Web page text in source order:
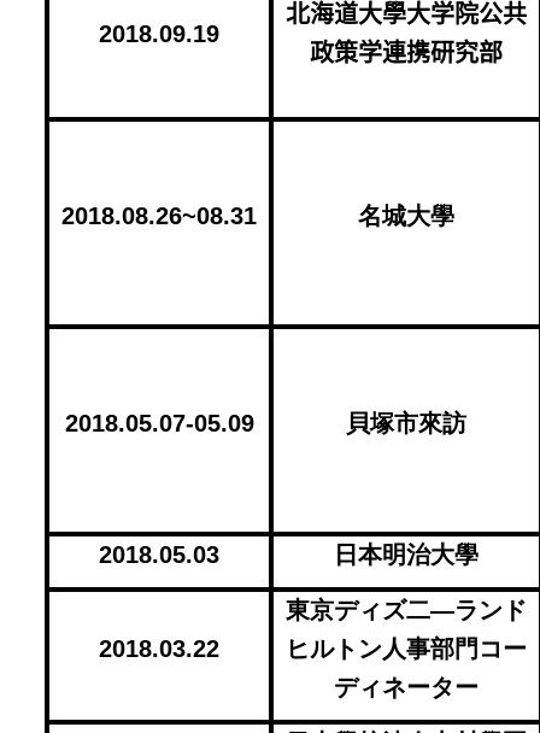
2018.09.19
北海道大學大学院公共
政策学連携研究部
2018.08.26~08.31 名城大學
2018.05.07-05.09 貝塚市來訪
2018.05.03 日本明治大學
2018.03.22
東京ディズ二―ランド
ヒルトン人事部門コー
ディネーター